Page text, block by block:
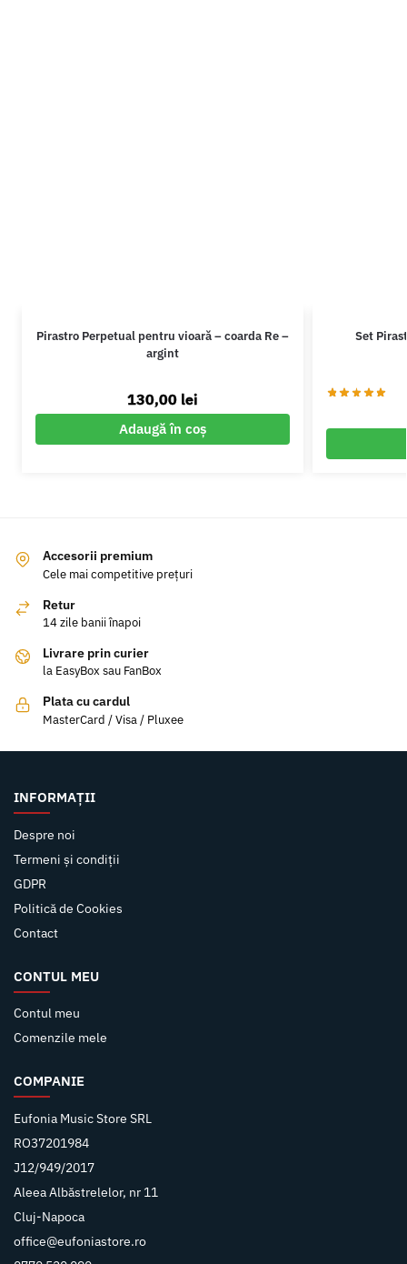
Pirastro Perpetual pentru vioară – coarda Re –
argint
130,00 lei
Adaugă în coș
Set
Accesorii premium
Cele mai competitive prețuri
Retur
14 zile banii înapoi
Livrare prin curier
la EasyBox sau FanBox
Plata cu cardul
MasterCard / Visa / Pluxee
INFORMAȚII
Despre noi
Termeni și condiții
GDPR
Politică de Cookies
Contact
CONTUL MEU
Contul meu
Comenzile mele
COMPANIE
Eufonia Music Store SRL
RO37201984
J12/949/2017
Aleea Albăstrelelor, nr 11
Cluj-Napoca
office@eufoniastore.ro